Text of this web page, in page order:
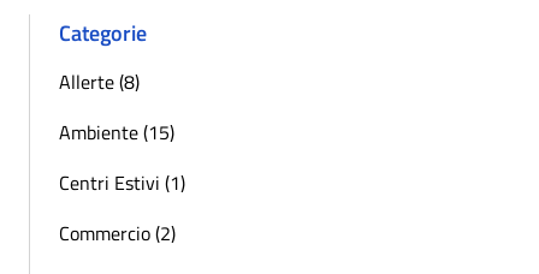
Categorie
Allerte (8)
Ambiente (15)
Centri Estivi (1)
Commercio (2)